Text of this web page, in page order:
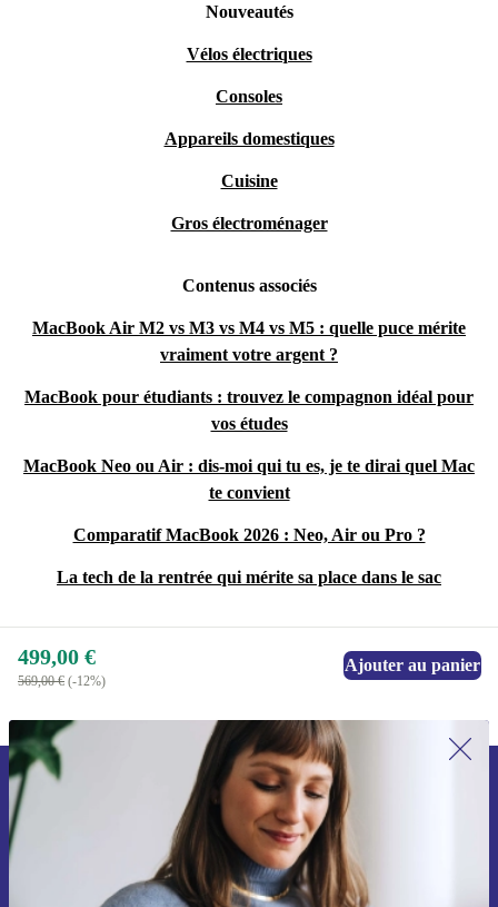
Nouveautés
Vélos électriques
Consoles
Appareils domestiques
Cuisine
Gros électroménager
Contenus associés
MacBook Air M2 vs M3 vs M4 vs M5 : quelle puce mérite
vraiment votre argent ?
MacBook pour étudiants : trouvez le compagnon idéal pour
vos études
MacBook Neo ou Air : dis-moi qui tu es, je te dirai quel Mac
te convient
Comparatif MacBook 2026 : Neo, Air ou Pro ?
La tech de la rentrée qui mérite sa place dans le sac
499,00 €
569,00 € (-12%)
Ajouter au panier
Recevoir offres et infos de refurbed
par mail
Ne manquez plus aucune offre.